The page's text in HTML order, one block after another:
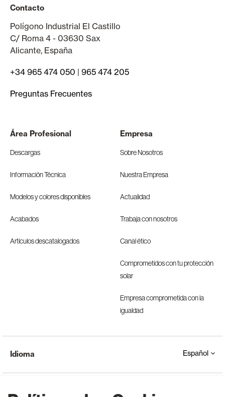
Contacto
Polígono Industrial El Castillo
C/ Roma 4 - 03630 Sax
Alicante, España
+34 965 474 050 | 965 474 205
Preguntas Frecuentes
Área Profesional
Descargas
Información Técnica
Modelos y colores disponibles
Acabados
Artículos descatalogados
Empresa
Sobre Nosotros
Nuestra Empresa
Actualidad
Trabaja con nosotros
Canal ético
Comprometidos con tu protección
solar
Empresa comprometida con la
igualdad
Idioma Español